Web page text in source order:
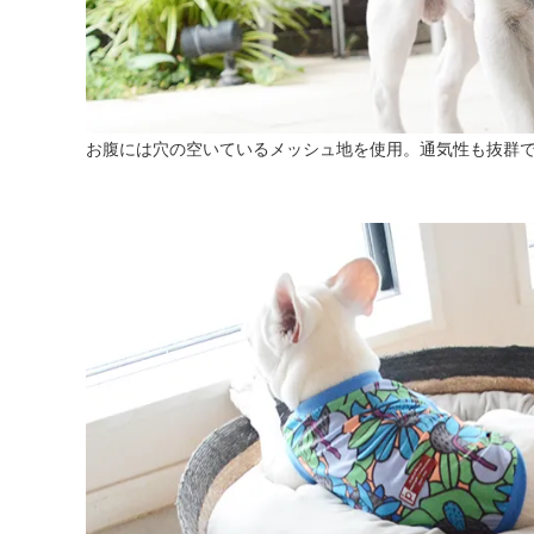
お腹には穴の空いているメッシュ地を使用。通気性も抜群